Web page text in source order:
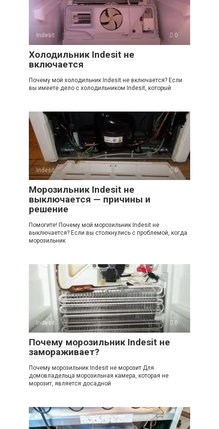
Indesit 0
Холодильник Indesit не
включается
Почему мой холодильник Indesit не включается? Если
вы имеете дело с холодильником Indesit, который
Indesit 0
Морозильник Indesit не
выключается — причины и
решение
Помогите! Почему мой морозильник Indesit не
выключается? Если вы столкнулись с проблемой, когда
морозильник
Indesit 0
Почему морозильник Indesit не
замораживает?
Почему морозильник Indesit не морозит Для
домовладельца морозильная камера, которая не
морозит, является досадной